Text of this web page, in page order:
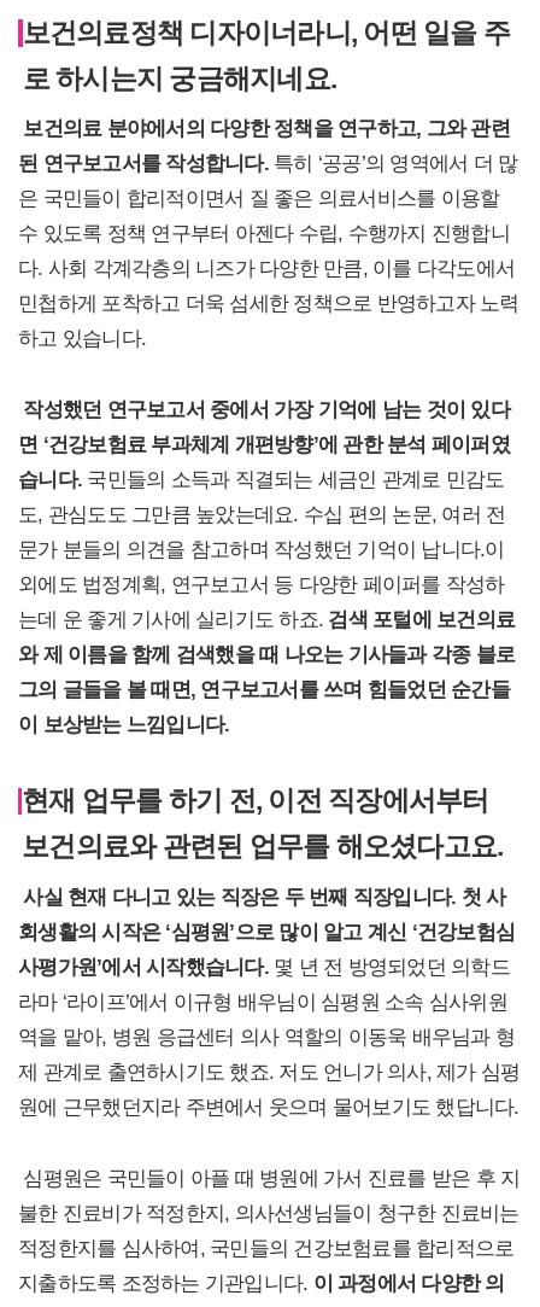
보건의료정책 디자이너라니, 어떤 일을 주
로 하시는지 궁금해지네요.
보건의료 분야에서의 다양한 정책을 연구하고, 그와 관련
된 연구보고서를 작성합니다. 특히 ‘공공’의 영역에서 더 많
은 국민들이 합리적이면서 질 좋은 의료서비스를 이용할
수 있도록 정책 연구부터 아젠다 수립, 수행까지 진행합니
다. 사회 각계각층의 니즈가 다양한 만큼, 이를 다각도에서
민첩하게 포착하고 더욱 섬세한 정책으로 반영하고자 노력
하고 있습니다.
작성했던 연구보고서 중에서 가장 기억에 남는 것이 있다
면 ‘건강보험료 부과체계 개편방향’에 관한 분석 페이퍼였
습니다. 국민들의 소득과 직결되는 세금인 관계로 민감도
도, 관심도도 그만큼 높았는데요. 수십 편의 논문, 여러 전
문가 분들의 의견을 참고하며 작성했던 기억이 납니다.이
외에도 법정계획, 연구보고서 등 다양한 페이퍼를 작성하
는데 운 좋게 기사에 실리기도 하죠. 검색 포털에 보건의료
와 제 이름을 함께 검색했을 때 나오는 기사들과 각종 블로
그의 글들을 볼 때면, 연구보고서를 쓰며 힘들었던 순간들
이 보상받는 느낌입니다.
현재 업무를 하기 전, 이전 직장에서부터
보건의료와 관련된 업무를 해오셨다고요.
사실 현재 다니고 있는 직장은 두 번째 직장입니다. 첫 사
회생활의 시작은 ‘심평원’으로 많이 알고 계신 ‘건강보험심
사평가원’에서 시작했습니다.몇 년 전 방영되었던 의학드
라마 ‘라이프’에서 이규형 배우님이 심평원 소속 심사위원
역을 맡아, 병원 응급센터 의사 역할의 이동욱 배우님과 형
제 관계로 출연하시기도 했죠. 저도 언니가 의사, 제가 심평
원에 근무했던지라 주변에서 웃으며 물어보기도 했답니다.
심평원은 국민들이 아플 때 병원에 가서 진료를 받은 후 지
불한 진료비가 적정한지, 의사선생님들이 청구한 진료비는
적정한지를 심사하여, 국민들의 건강보험료를 합리적으로
지출하도록 조정하는 기관입니다. 이 과정에서 다양한 의